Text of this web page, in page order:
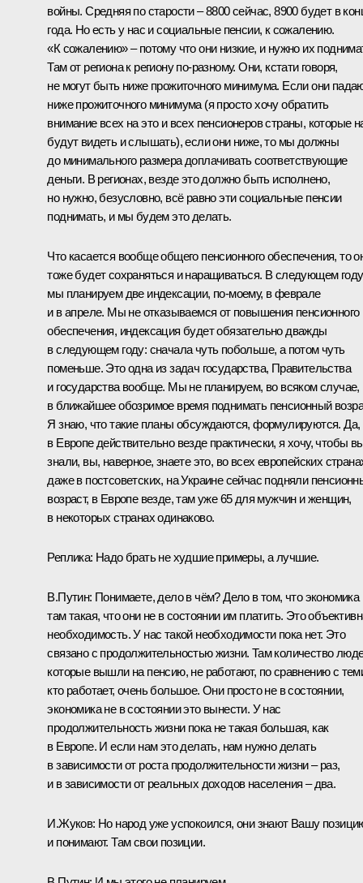
войны. Средняя по старости – 8800 сейчас, 8900 будет в
года. Но есть у нас и социальные пенсии, к сожалению.
«К сожалению» – потому что они низкие, и нужно их
Там от региона к региону по‑разному. Они, кстати говоря,
не могут быть ниже прожиточного минимума. Если они
ниже прожиточного минимума (я просто хочу обратить
внимание всех на это и всех пенсионеров страны, которые
будут видеть и слышать), если они ниже, то мы должны
до минимального размера доплачивать соответствующие
деньги. В регионах, везде это должно быть исполнено,
но нужно, безусловно, всё равно эти социальные пенсии
поднимать, и мы будем это делать.
Что касается вообще общего пенсионного обеспечения, то
тоже будет сохраняться и наращиваться. В следующем году
мы планируем две индексации, по‑моему, в феврале
и в апреле. Мы не отказываемся от повышения пенсионного
обеспечения, индексация будет обязательно дважды
в следующем году: сначала чуть побольше, а потом чуть
поменьше. Это одна из задач государства, Правительства
и государства вообще. Мы не планируем, во всяком случае,
в ближайшее обозримое время поднимать пенсионный
Я знаю, что такие планы обсуждаются, формулируются. Да,
в Европе действительно везде практически, я хочу, чтобы
знали, вы, наверное, знаете это, во всех европейских
даже в постсоветских, на Украине сейчас подняли
возраст, в Европе везде, там уже 65 для мужчин и женщин,
в некоторых странах одинаково.
Реплика: Надо брать не худшие примеры, а лучшие.
В.Путин: Понимаете, дело в чём? Дело в том, что экономика
там такая, что они не в состоянии им платить. Это
необходимость. У нас такой необходимости пока нет. Это
связано с продолжительностью жизни. Там количество
которые вышли на пенсию, не работают, по сравнению с
кто работает, очень большое. Они просто не в состоянии,
экономика не в состоянии это вынести. У нас
продолжительность жизни пока не такая большая, как
в Европе. И если нам это делать, нам нужно делать
в зависимости от роста продолжительности жизни – раз,
и в зависимости от реальных доходов населения – два.
И.Жуков: Но народ уже успокоился, они знают Вашу
и понимают. Там свои позиции.